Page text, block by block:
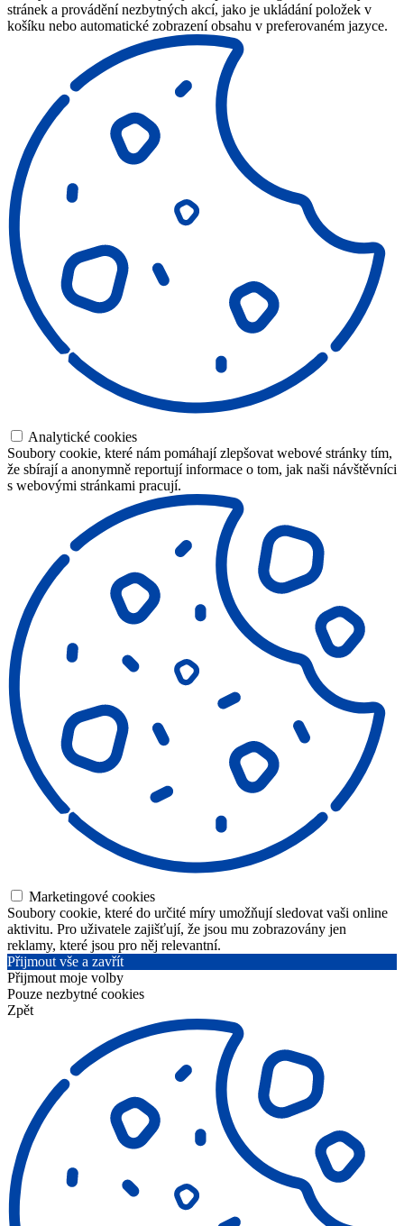
stránek a provádění nezbytných akcí, jako je ukládání položek v
košíku nebo automatické zobrazení obsahu v preferovaném jazyce.
Analytické cookies
Soubory cookie, které nám pomáhají zlepšovat webové stránky tím,
že sbírají a anonymně reportují informace o tom, jak naši návštěvníci
s webovými stránkami pracují.
Marketingové cookies
Soubory cookie, které do určité míry umožňují sledovat vaši online
aktivitu. Pro uživatele zajišťují, že jsou mu zobrazovány jen
reklamy, které jsou pro něj relevantní.
Přijmout vše a zavřít
Přijmout moje volby
Pouze nezbytné cookies
Zpět